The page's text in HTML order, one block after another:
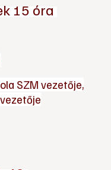
15 óra
SZM vezetője,